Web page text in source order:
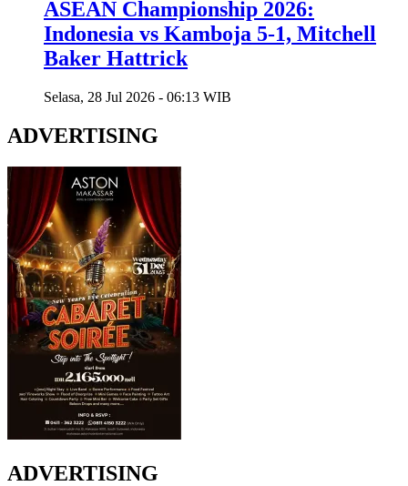
ASEAN Championship 2026:
Indonesia vs Kamboja 5-1, Mitchell
Baker Hattrick
Selasa, 28 Jul 2026 - 06:13 WIB
ADVERTISING
ADVERTISING